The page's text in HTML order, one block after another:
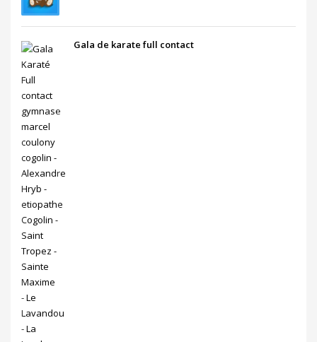
Gala de karate full contact